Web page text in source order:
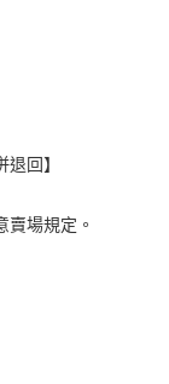
銀行
商業銀行
回】
賣場規定。